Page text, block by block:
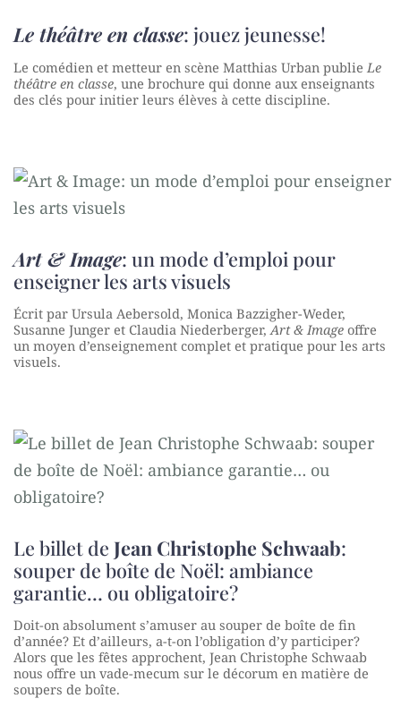
Le théâtre en classe: jouez jeunesse!
Le comédien et metteur en scène Matthias Urban publie Le
théâtre en classe, une brochure qui donne aux enseignants
des clés pour initier leurs élèves à cette discipline.
Art & Image: un mode d’emploi pour
enseigner les arts visuels
Écrit par Ursula Aebersold, Monica Bazzigher-Weder,
Susanne Junger et Claudia Niederberger,Art & Image offre
un moyen d’enseignement complet et pratique pour les arts
visuels.
Le billet de Jean Christophe Schwaab:
souper de boîte de Noël: ambiance
garantie… ou obligatoire?
Doit-on absolument s’amuser au souper de boîte de fin
d’année? Et d’ailleurs, a-t-on l’obligation d’y participer?
Alors que les fêtes approchent, Jean Christophe Schwaab
nous offre un vade-mecum sur le décorum en matière de
soupers de boîte.